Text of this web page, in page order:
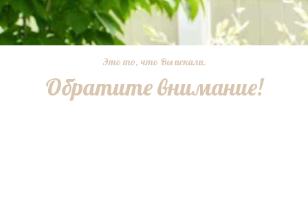
Это то, что Вы искали.
Обратите внимание!